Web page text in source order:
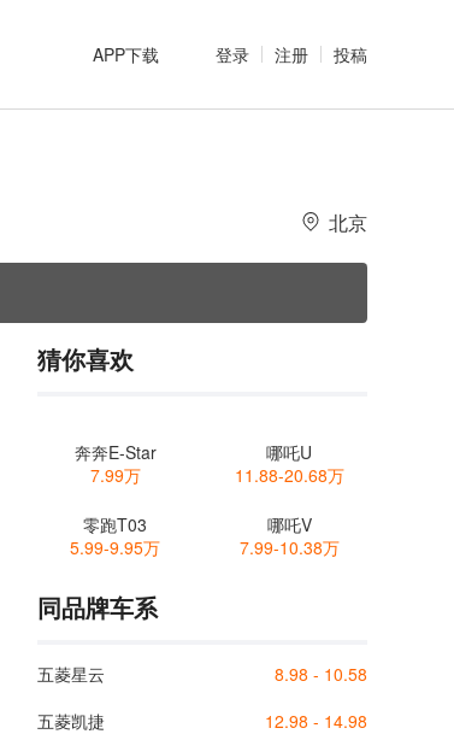
APP下载 登录 注册 投稿
北京
猜你喜欢
奔奔E-Star
7.99万
哪吒U
11.88-20.68万
零跑T03
5.99-9.95万
哪吒V
7.99-10.38万
同品牌车系
五菱星云
8.98 - 10.58
五菱凯捷
12.98 - 14.98